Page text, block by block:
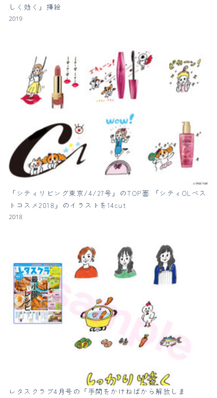
しく効く」挿絵
2019
「シティリビング東京/4/27号」のTOP面 「シティOLベス
トコスメ2018」のイラストを14cut
2018
レタスクラブ4月号の「手間をかけねばから解放しま